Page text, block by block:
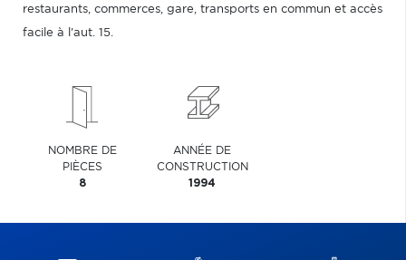
restaurants, commerces, gare, transports en commun et accès
facile à l'aut. 15.
NOMBRE DE
PIÈCES
8
ANNÉE DE
CONSTRUCTION
1994